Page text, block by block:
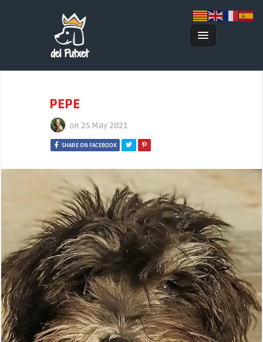
PEPE
on 25 May 2021
SHARE ON FACEBOOK